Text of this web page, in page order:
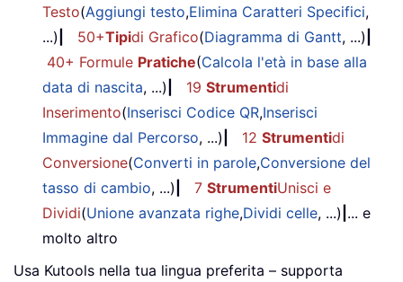
Testo(Aggiungi testo,Elimina Caratteri Specifici,
...)
50+Tipidi Grafico(Diagramma di Gantt, ...)
40+ Formule Pratiche(Calcola l'età in base alla
data di nascita, ...) 19 Strumentidi
Inserimento(Inserisci Codice QR,Inserisci
Immagine dal Percorso, ...) 12 Strumentidi
Conversione(Converti in parole,Conversione del
tasso di cambio, ...) 7 StrumentiUnisci e
Dividi(Unione avanzata righe,Dividi celle, ...) ... e
molto altro
Usa Kutools nella tua lingua preferita – supporta